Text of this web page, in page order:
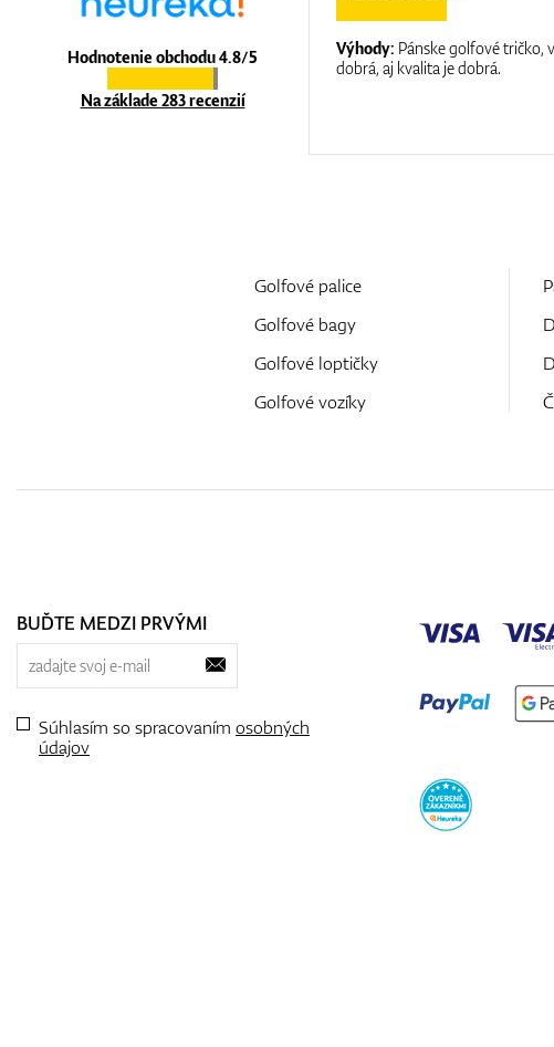
Hodnotenie obchodu 4.8/5
Na základe 283 recenzií
It is a great shop where they help you
Výhody: Pánske golfové tričko,
dobrá, aj kvalita je dobrá.
Golfové palice
Golfové bagy
Golfové loptičky
Golfové vozíky
BUĎTE MEDZI PRVÝMI
Súhlasím so spracovaním osobných
údajov